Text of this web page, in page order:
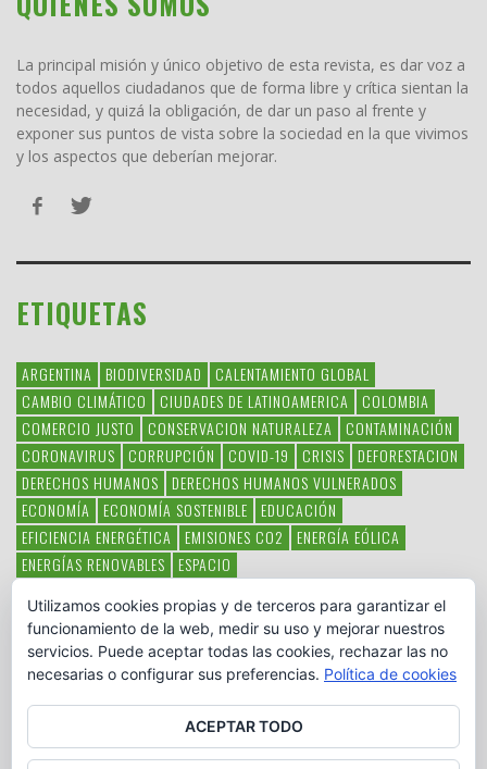
La principal misión y único objetivo de esta revista, es dar voz a
todos aquellos ciudadanos que de forma libre y crítica sientan la
necesidad, y quizá la obligación, de dar un paso al frente y
exponer sus puntos de vista sobre la sociedad en la que vivimos
y los aspectos que deberían mejorar.
ETIQUETAS
ARGENTINA BIODIVERSIDAD
CALENTAMIENTO GLOBAL
CAMBIO CLIMÁTICO
CIUDADES DE LATINOAMERICA
COLOMBIA
COMERCIO JUSTO
CONSERVACION NATURALEZA
CONTAMINACIÓN
CORONAVIRUS
CORRUPCIÓN COVID-19 CRISIS
DEFORESTACION
DERECHOS HUMANOS
DERECHOS HUMANOS VULNERADOS
ECONOMÍA
ECONOMÍA SOSTENIBLE
EDUCACIÓN
EFICIENCIA ENERGÉTICA
EMISIONES CO2
ENERGÍA EÓLICA
ENERGÍAS RENOVABLES
ESPACIO
HAMBRE LATINOAMÉRICA MEDIO AMBIENTE
MÉXICO
OBJETIVOS DEL MILENIO
ONGS PAZ POBREZA POESÍA
POLITICA
PUEBLOS INDÍGENAS RSC RSE
SOBERANÍA ALIMENTARIA
SOLIDARIDAD SOSTENIBILIDAD TECNOLOGÍA VERTIDO PETROLEO
Utilizamos cookies propias y de terceros para garantizar el
funcionamiento de la web, medir su uso y mejorar nuestros
servicios. Puede aceptar todas las cookies, rechazar las no
necesarias o configurar sus preferencias. Política de cookies
ACEPTAR TODO